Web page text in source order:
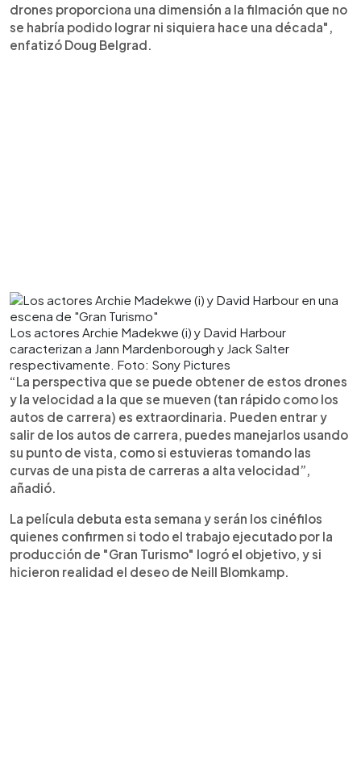
drones proporciona una dimensión a la filmación que no
se habría podido lograr ni siquiera hace una década",
enfatizó Doug Belgrad.
Los actores Archie Madekwe (i) y David Harbour
caracterizan a Jann Mardenborough y Jack Salter
respectivamente. Foto: Sony Pictures
“La perspectiva que se puede obtener de estos drones
y la velocidad a la que se mueven (tan rápido como los
autos de carrera) es extraordinaria. Pueden entrar y
salir de los autos de carrera, puedes manejarlos usando
su punto de vista, como si estuvieras tomando las
curvas de una pista de carreras a alta velocidad”,
añadió.
La película debuta esta semana y serán los cinéfilos
quienes confirmen si todo el trabajo ejecutado por la
producción de "Gran Turismo" logró el objetivo, y si
hicieron realidad el deseo de Neill Blomkamp.